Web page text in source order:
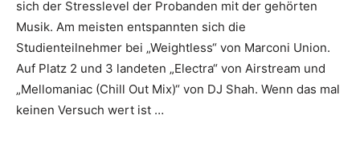
sich der Stresslevel der Probanden mit der gehörten
Musik. Am meisten entspannten sich die
Studienteilnehmer bei „Weightless“ von Marconi Union.
Auf Platz 2 und 3 landeten „Electra“ von Airstream und
„Mellomaniac (Chill Out Mix)“ von DJ Shah. Wenn das mal
keinen Versuch wert ist …